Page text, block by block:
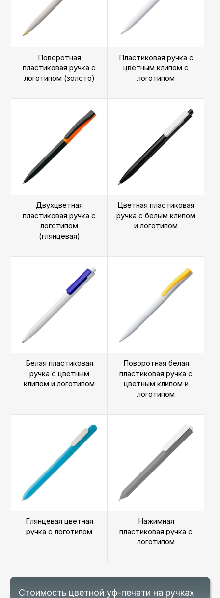
Поворотная
пластиковая ручка с
логотипом (золото)
Пластиковая ручка с
цветным клипом с
логотипом
Двухцветная
пластиковая ручка с
логотипом
(глянцевая)
Цветная пластиковая
ручка с белым клипом
и логотипом
Белая пластиковая
ручка с цветным
клипом и логотипом
Поворотная белая
пластиковая ручка с
цветным клипом и
логотипом
Глянцевая цветная
ручка с логотипом
Нажимная
пластиковая ручка с
логотипом
Стоимость цветной уф-печати на ручках